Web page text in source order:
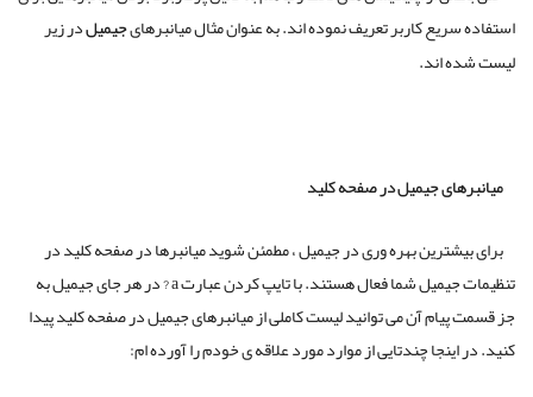
استفاده سریع کاربر تعریف نموده اند. به عنوان مثال میانبرهایجیمیلدر زیر
لیست شده اند.
میانبرهای جیمیل در صفحه کلید
برای بیشترین بهره وری در جیمیل ، مطمئن شوید میانبرها در صفحه کلید در
تنظیمات جیمیل شما فعال هستند. با تایپ کردن عبارت a ? در هر جای جیمیل به
جز قسمت پیام آن می توانید لیست کاملی از میانبرهای جیمیل در صفحه کلید پیدا
کنید. در اینجا چندتایی از موارد مورد علاقه ی خودم را آورده ام: